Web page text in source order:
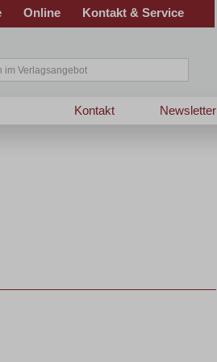
Online Kontakt & Service
Newsletter
Kontakt